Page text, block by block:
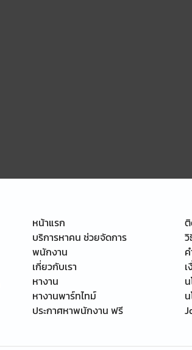
หน้าแรก
บริการหาคน ช่วยจัดการ
พนักงาน
เกี่ยวกับเรา
หางาน
หางานพาร์ทไทม์
ประกาศหาพนักงาน ฟรี
วิ